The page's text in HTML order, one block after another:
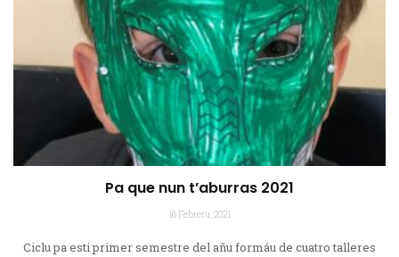
Pa que nun t’aburras 2021
16 Febreru, 2021
Ciclu pa esti primer semestre del añu formáu de cuatro talleres